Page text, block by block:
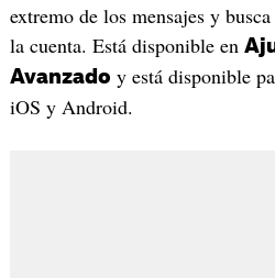
extremo de los mensajes y
la cuenta. Está disponible en
Avanzado y está disponible
iOS y Android.